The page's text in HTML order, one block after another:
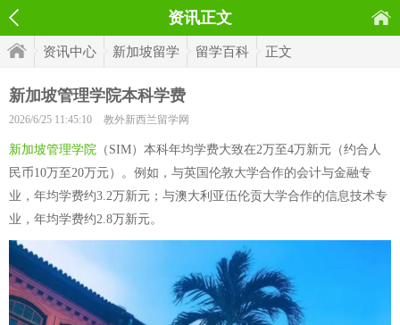
资讯正文
资讯中心 新加坡留学 留学百科 正文
新加坡管理学院本科学费
2026/6/25 11:45:10 教外新西兰留学网
新加坡管理学院 （SIM）本科年均学费大致在2万至4万新元（约合人
民币10万至20万元）。例如，与英国伦敦大学合作的会计与金融专
业，年均学费约3.2万新元；与澳大利亚伍伦贡大学合作的信息技术专
业，年均学费约2.8万新元。